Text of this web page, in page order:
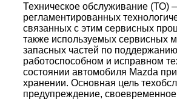
Техническое обслуживание (ТО)
регламентированных
связанных с этим сервисных
также используемых сервисных
запасных частей по
работоспособном и исправном
состоянии автомобиля Mazda
хранении. Основная цель
предупреждение,